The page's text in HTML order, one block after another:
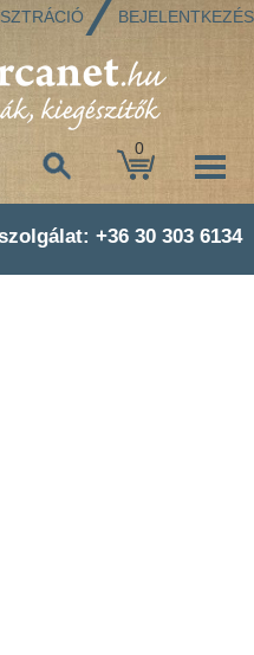
BEJELENTKEZÉS
0
+36 30 303 6134